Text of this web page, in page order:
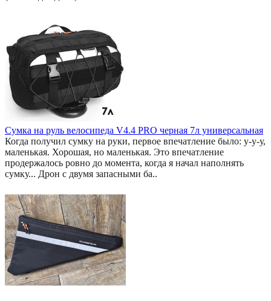
Сумка на руль велосипеда V4.4 PRO черная 7л универсальная
Когда получил сумку на руки, первое впечатление было: у-у-у,
маленькая. Хорошая, но маленькая. Это впечатление
продержалось ровно до момента, когда я начал наполнять
сумку... Дрон с двумя запасными ба..